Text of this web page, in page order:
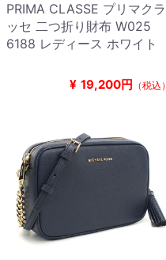
PRIMA CLASSE プリマクラ
ッセ 二つ折り財布 W025
6188 レディース ホワイト
¥ 19,200円 （税込）